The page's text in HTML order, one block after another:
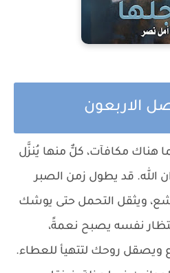
الاربعون
هناك مكافآت، كلٌّ منها يُنزَّل
الله. قد يطول زمن الصبر
ويثقل التحمل حتى يوشك
نفسه يصبح نعمةً،
روحك لتتهيأ للعطاء.